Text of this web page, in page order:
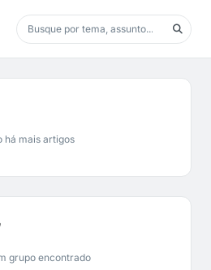
há mais artigos
grupo encontrado